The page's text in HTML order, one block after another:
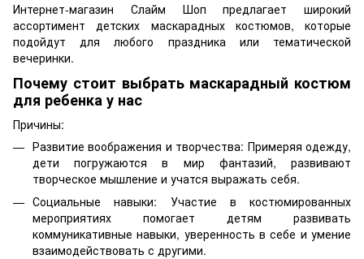
Интернет-магазин Слайм Шоп предлагает широкий
ассортимент детских маскарадных костюмов, которые
подойдут для любого праздника или тематической
вечеринки.
Почему стоит выбрать маскарадный костюм
для ребенка у нас
Причины:
Развитие воображения и творчества: Примеряя одежду,
дети погружаются в мир фантазий, развивают
творческое мышление и учатся выражать себя.
Социальные навыки: Участие в костюмированных
мероприятиях помогает детям развивать
коммуникативные навыки, уверенность в себе и умение
взаимодействовать с другими.